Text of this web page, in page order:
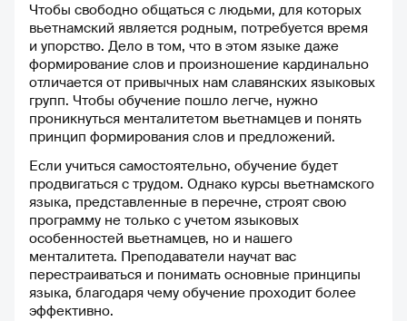
Уроки с ней проходят
незаметно, приятно и весело.
Всегда все тщательно
объяснит, поднимет
настроение, мотивацию и
никогда не осудит. Качество
материала тоже на высоте. Да,
бывают опечатки или что-то в
этом роде, но они встречаются
довольно редко и я ни разу не
встречала их в домашке.
Кстати, по поводу домашки:
задания не сильно трудные,
могут только казаться такими
на первый взгляд. Но если не
ленится и действительно учить
лексику, правила и грамматики
Чтобы свободно общаться с людьми, для которых
вьетнамский является родным, потребуется время
и упорство. Дело в том, что в этом языке даже
формирование слов и произношение кардинально
отличается от привычных нам славянских языковых
групп. Чтобы обучение пошло легче, нужно
проникнуться менталитетом вьетнамцев и понять
принцип формирования слов и предложений.
Если учиться самостоятельно, обучение будет
продвигаться с трудом. Однако курсы вьетнамского
языка, представленные в перечне, строят свою
программу не только с учетом языковых
особенностей вьетнамцев, но и нашего
менталитета. Преподаватели научат вас
перестраиваться и понимать основные принципы
языка, благодаря чему обучение проходит более
эффективно.